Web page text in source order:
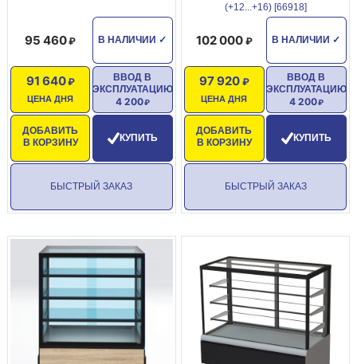
В НАЛИЧИИ ✓
95 460
ЦЕНА ДНЯ
91 640
ДОБАВИТЬ
В КОРЗИНУ
ВВОД В
ЭКСПЛУАТАЦИЮ
4 200
КУПИТЬ
БЫСТРЫЙ ЗАКАЗ
(+12...+16) [66918]
В НАЛИЧИИ ✓
102 000
ЦЕНА ДНЯ
97 920
ДОБАВИТЬ
В КОРЗИНУ
ВВОД В
ЭКСПЛУАТАЦИЮ
4 200
КУПИТЬ
БЫСТРЫЙ ЗАКАЗ